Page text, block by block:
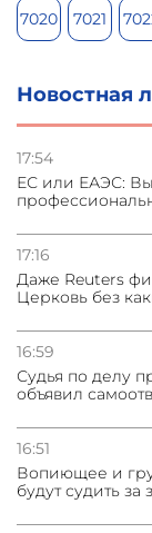
7020 7021
Новостная
17:54
ЕС или ЕАЭС:
17:16
Даже Reuters
Церковь без
16:59
Судья по делу
объявил
16:51
Вопиющее и
будут судить